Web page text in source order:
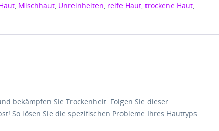
, Mischhaut, Unreinheiten, reife Haut,trockene Haut,
bekämpfen Sie Trockenheit. Folgen Sie dieser
So lösen Sie die spezifischen Probleme Ihres Hauttyps.